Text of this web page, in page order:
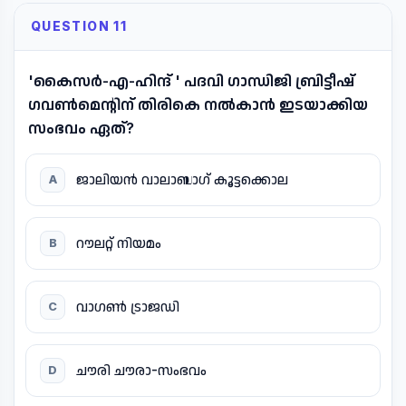
QUESTION 11
'കൈസർ-എ-ഹിന്ദ് ' പദവി ഗാന്ധിജി ബ്രിട്ടീഷ്
ഗവൺമെന്റിന് തിരികെ നൽകാൻ ഇടയാക്കിയ
സംഭവം ഏത്?
A ജാലിയൻ വാലാബാഗ് കൂട്ടക്കൊല
B റൗലറ്റ് നിയമം
C വാഗൺ ട്രാജഡി
D ചൗരി ചൗരാ-സംഭവം